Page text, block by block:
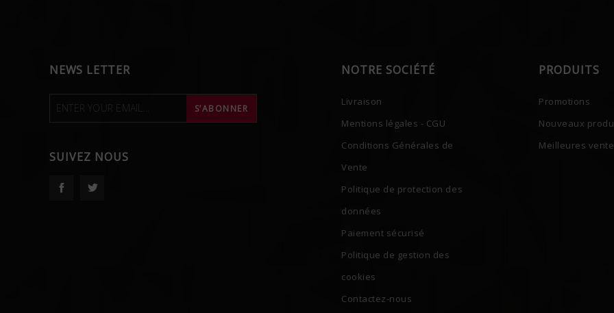
NEWS LETTER PRODUITS
Promotions
Nouveaux
Meilleures
NOTRE SOCIÉTÉ
Livraison
Mentions légales - CGU
Conditions Générales de
Vente
Politique de protection des
données
Paiement sécurisé
Politique de gestion des
cookies
Contactez-nous
SUIVEZ NOUS
Facebook